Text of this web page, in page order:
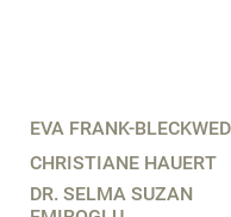
EVA FRANK-
CHRISTIANE HAUERT
DR. SELMA SUZAN